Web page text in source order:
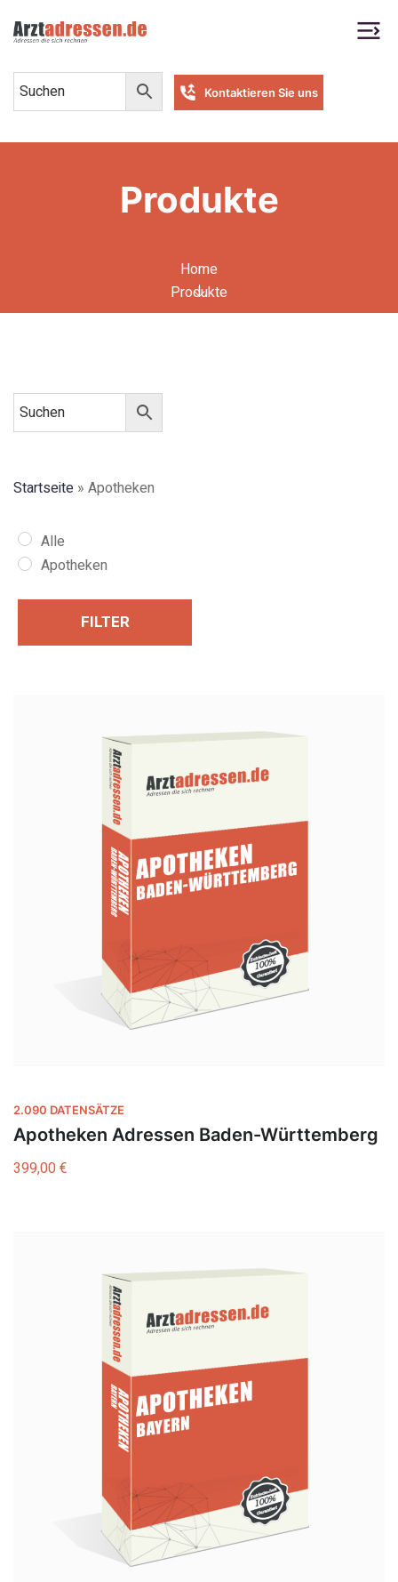
Kontaktieren Sie uns
Produkte
Home
Produkte
Startseite » Apotheken
Alle
Apotheken
FILTER
2.090 DATENSÄTZE
Apotheken Adressen Baden-Württemberg
399,00€